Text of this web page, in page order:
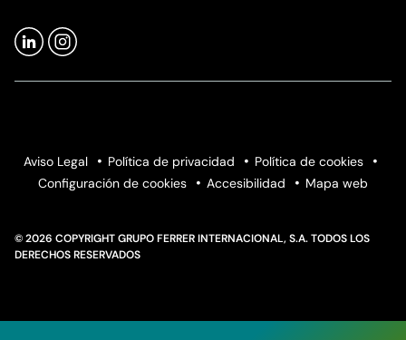
Aviso Legal Política de privacidad
Política de cookies
Configuración de cookies
Accesibilidad Mapa web
© 2026 COPYRIGHT GRUPO FERRER INTERNACIONAL, S.A. TODOS LOS
DERECHOS RESERVADOS